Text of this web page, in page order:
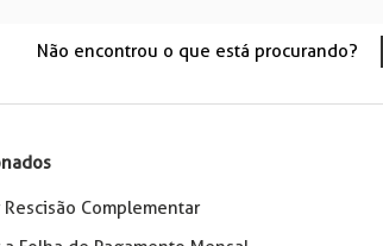
Não encontrou o que está procurando?
Rescisão Complementar